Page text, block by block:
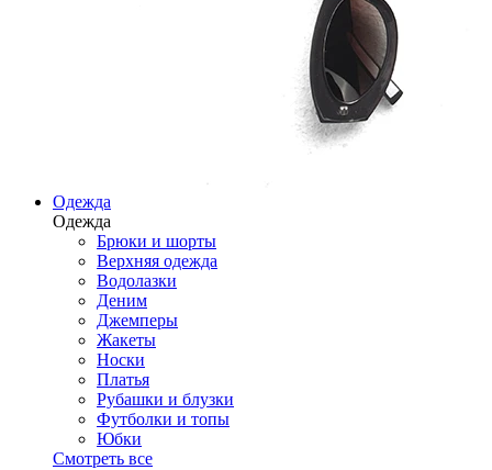
Одежда
Одежда
Брюки и шорты
Верхняя одежда
Водолазки
Деним
Джемперы
Жакеты
Носки
Платья
Рубашки и блузки
Футболки и топы
Юбки
Смотреть все